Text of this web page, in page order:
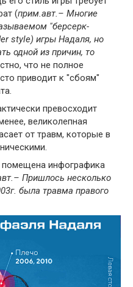
(прим.авт.– Многие
"берсерк-
style) игры Надаля, но
одной из причин, то
что не полное
приводит к "сбоям"
превосходит
великолепная
от травм, которые в
помещена инфографика
Пришлось несколько
была травма правого